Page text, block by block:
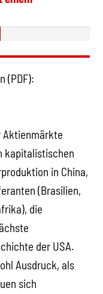
(PDF):
Aktienmärkte
kapitalistischen
in China,
(Brasilien,
die
der USA.
Ausdruck, als
sich